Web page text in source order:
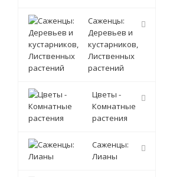
Саженцы:
Деревьев и
кустарников,
Лиственных
растений
Цветы -
Комнатные
растения
Саженцы:
Лианы